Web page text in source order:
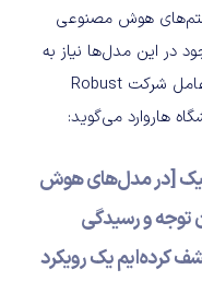
هوش مصنوعی
در این مدل‌ها نیاز به
، مدیرعامل شرکت Robust
[در مدل‌های هوش
توجه و رسیدگی
کرده‌ایم یک رویکرد